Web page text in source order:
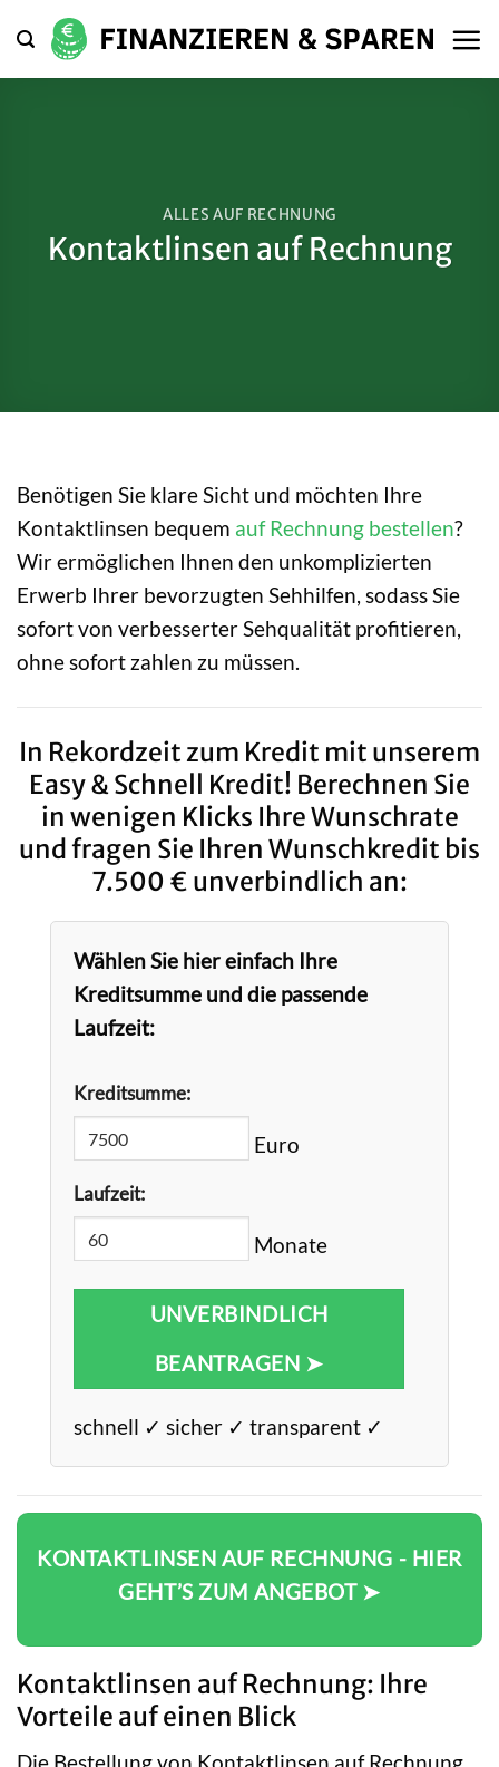
Inhalt
springen
ALLES AUF RECHNUNG
Kontaktlinsen auf Rechnung
Benötigen Sie klare Sicht und möchten Ihre
Kontaktlinsen bequem auf Rechnung bestellen?
Wir ermöglichen Ihnen den unkomplizierten
Erwerb Ihrer bevorzugten Sehhilfen, sodass Sie
sofort von verbesserter Sehqualität profitieren,
ohne sofort zahlen zu müssen.
In Rekordzeit zum Kredit mit unserem
Easy & Schnell Kredit! Berechnen Sie
in wenigen Klicks Ihre Wunschrate
und fragen Sie Ihren Wunschkredit bis
7.500 € unverbindlich an:
Wählen Sie hier einfach Ihre
Kreditsumme und die passende
Laufzeit:
Kreditsumme:
Euro
Laufzeit:
Monate
UNVERBINDLICH
BEANTRAGEN ➤
schnell ✓ sicher ✓ transparent ✓
KONTAKTLINSEN AUF RECHNUNG - HIER
GEHT’S ZUM ANGEBOT ➤
Kontaktlinsen auf Rechnung: Ihre
Vorteile auf einen Blick
Die Bestellung von Kontaktlinsen auf Rechnung